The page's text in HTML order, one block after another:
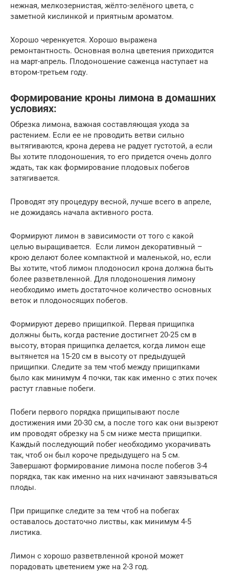
нежная, мелкозернистая, жёлто-зелёного цвета, с
заметной кислинкой и приятным ароматом.
Хорошо черенкуется. Хорошо выражена
ремонтантность. Основная волна цветения приходится
на март-апрель. Плодоношение саженца наступает на
втором-третьем году.
Формирование кроны лимона в домашних
условиях:
Обрезка лимона, важная составляющая ухода за
растением. Если ее не проводить ветви сильно
вытягиваются, крона дерева не радует густотой, а если
Вы хотите плодоношения, то его придется очень долго
ждать, так как формирование плодовых побегов
затягивается.
Проводят эту процедуру весной, лучше всего в апреле,
не дожидаясь начала активного роста.
Формируют лимон в зависимости от того с какой
целью выращивается. Если лимон декоративный –
крою делают более компактной и маленькой, но, если
Вы хотите, чтоб лимон плодоносил крона должна быть
более разветвленной. Для плодоношения лимону
необходимо иметь достаточное количество основных
веток и плодоносящих побегов.
Формируют дерево прищипкой. Первая прищипка
должны быть, когда растение достигнет 20-25 см в
высоту, вторая прищипка делается, когда лимон еще
вытянется на 15-20 см в высоту от предыдущей
прищипки. Следите за тем чтоб между прищипками
было как минимум 4 почки, так как именно с этих почек
растут главные побеги.
Побеги первого порядка прищипывают после
достижения ими 20-30 см, а после того как они вызреют
им проводят обрезку на 5 см ниже места прищипки.
Каждый последующий побег необходимо укорачивать
так, чтоб он был короче предыдущего на 5 см.
Завершают формирование лимона после побегов 3-4
порядка, так как именно на них начинают завязываться
плоды.
При прищипке следите за тем чтоб на побегах
оставалось достаточно листвы, как минимум 4-5
листика.
Лимон с хорошо разветвленной кроной может
порадовать цветением уже на 2-3 год.